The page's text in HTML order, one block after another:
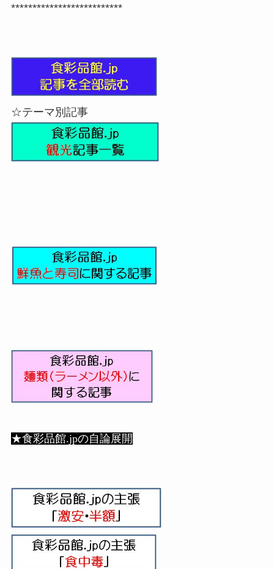
**************************
☆テーマ別記事
★食彩品館.jpの自論展開